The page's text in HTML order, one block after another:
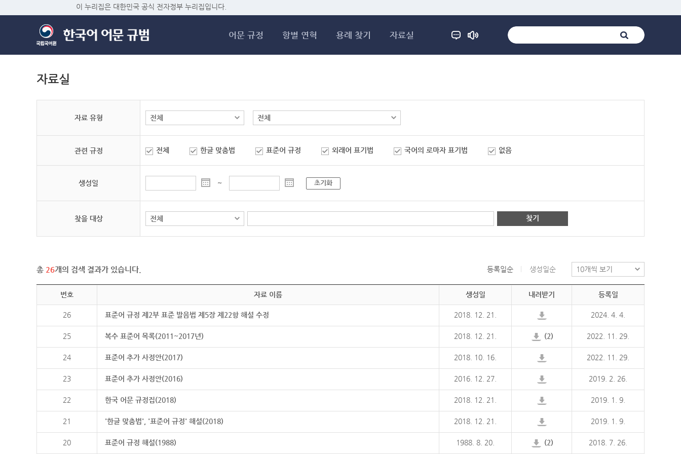
이 누리집은 대한민국 공식 전자정부 누리집입니다.
어문 규정 항별 연혁 용례 찾기 자료실
자료실
자료 유형
관련 규정 전체 한글 맞춤법 표준어 규정 외래어 표기법 국어의 로마자 표기법 없음
생성일 ~ 초기화
찾을 대상 찾기
총 26개의 검색 결과가 있습니다. 등록일순 생성일순
번호 자료 이름 생성일 내려받기 등록일
26 표준어 규정 제2부 표준 발음법 제5장 제22항 해설 수정 2018. 12. 21. 2024. 4. 4.
25 복수 표준어 목록(2011~2017년) 2018. 12. 21. (2) 2022. 11. 29.
24 표준어 추가 사정안(2017) 2018. 10. 16. 2022. 11. 29.
23 표준어 추가 사정안(2016) 2016. 12. 27. 2019. 2. 26.
22 한국 어문 규정집(2018) 2018. 12. 21. 2019. 1. 9.
21 '한글 맞춤법', '표준어 규정' 해설(2018) 2018. 12. 21. 2019. 1. 9.
20 표준어 규정 해설(1988) 1988. 8. 20. (2) 2018. 7. 26.